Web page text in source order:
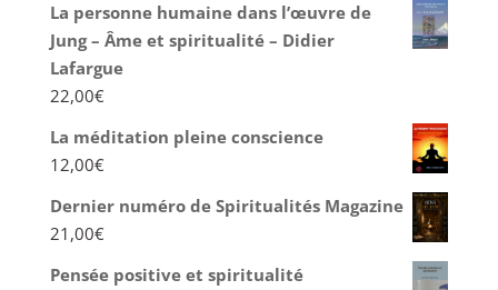
La personne humaine dans l’œuvre de
Jung – Âme et spiritualité – Didier
Lafargue
22,00€
La méditation pleine conscience
12,00€
Dernier numéro de Spiritualités Magazine
21,00€
Pensée positive et spiritualité